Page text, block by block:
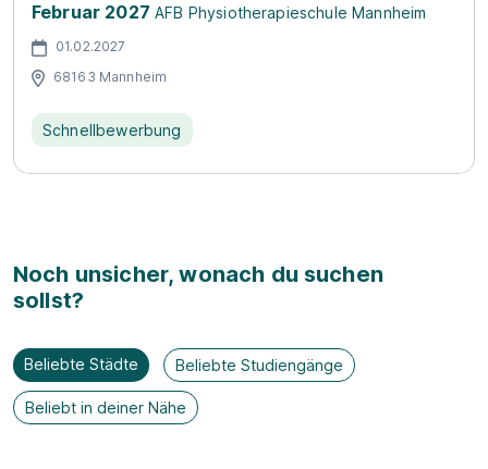
Februar 2027 AFB Physiotherapieschule Mannheim
01.02.2027
68163 Mannheim
Schnellbewerbung
Noch unsicher, wonach du suchen
sollst?
Beliebte Städte Beliebte Studiengänge
Beliebt in deiner Nähe